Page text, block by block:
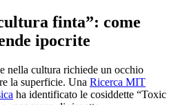
finta”: come
ipocrite
nella cultura richiede un occhio
la superficie. Una Ricerca MIT
ha identificato le cosiddette “Toxic